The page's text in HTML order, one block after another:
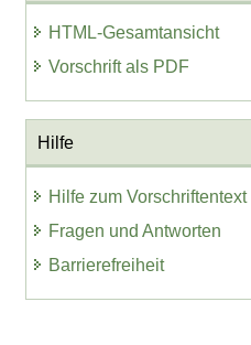
HTML-Gesamtansicht
Vorschrift als PDF
Hilfe
Hilfe zum Vorschriftentext
Fragen und Antworten
Barrierefreiheit